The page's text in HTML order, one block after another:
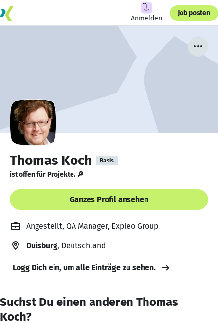
Anmelden
Job posten
Thomas Koch Basis
ist offen für Projekte. 🔎
Ganzes Profil ansehen
Angestellt, QA Manager, Expleo Group
Duisburg, Deutschland
Logg Dich ein, um alle Einträge zu sehen.
Suchst Du einen anderen Thomas
Koch?